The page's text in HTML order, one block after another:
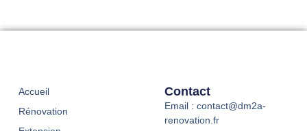
Accueil
Rénovation
Contact
Email : contact@dm2a-
renovation.fr